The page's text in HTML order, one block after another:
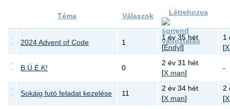
Téma Válaszok Létrehozva
2024 Advent of Code 1
1 év 35 hét
[Endyl]
1
[
B.Ú.É.K! 0
2 év 31 hét
[X man]
-
Sokáig futó feladat kezelése 11
2 év 34 hét
[X man]
2
[